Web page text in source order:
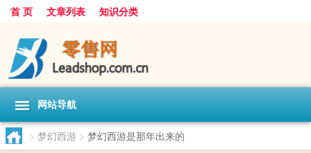
首 页 文章列表 知识分类
网站导航
> 梦幻西游 > 梦幻西游是那年出来的